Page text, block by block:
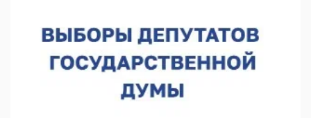
В Нижнем Новгороде прошло совещание Росгвардии